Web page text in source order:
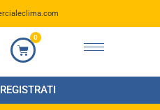
0